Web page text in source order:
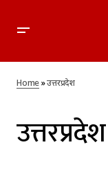
Home»उत्तरप्रदेश
उत्तरप्रदेश